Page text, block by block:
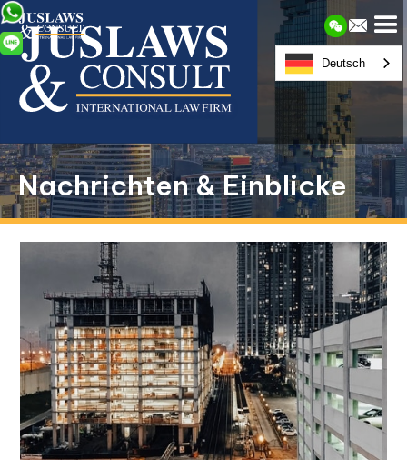
Nachrichten & Einblicke
Deutsch